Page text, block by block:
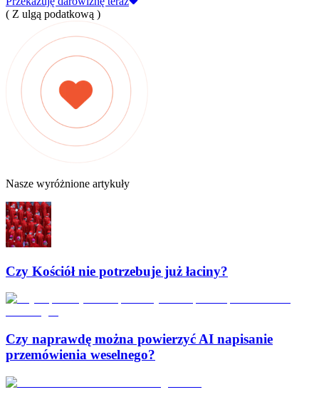
( Z ulgą podatkową )
Nasze wyróżnione artykuły
Czy Kościół nie potrzebuje już łaciny?
Czy naprawdę można powierzyć AI napisanie
przemówienia weselnego?